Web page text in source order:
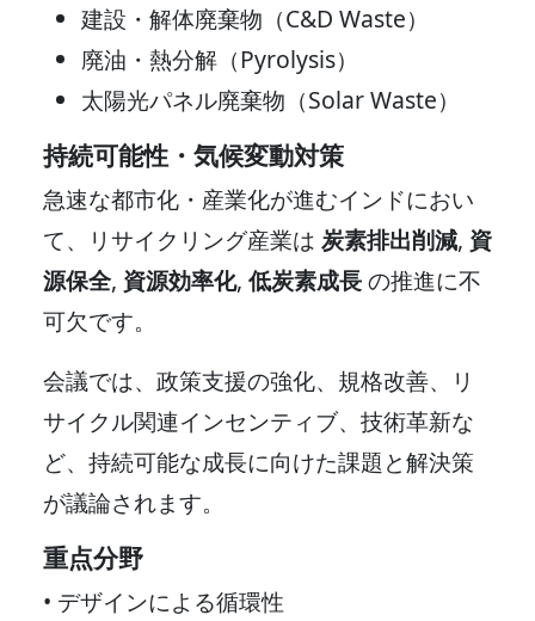
建設・解体廃棄物（C&D Waste）
廃油・熱分解（Pyrolysis）
太陽光パネル廃棄物（Solar Waste）
持続可能性・気候変動対策
急速な都市化・産業化が進むインドにおい
て、リサイクリング産業は 炭素排出削減, 資
源保全, 資源効率化, 低炭素成長の推進に不
可欠です。
会議では、政策支援の強化、規格改善、リ
サイクル関連インセンティブ、技術革新な
ど、持続可能な成長に向けた課題と解決策
が議論されます。
重点分野
• デザインによる循環性